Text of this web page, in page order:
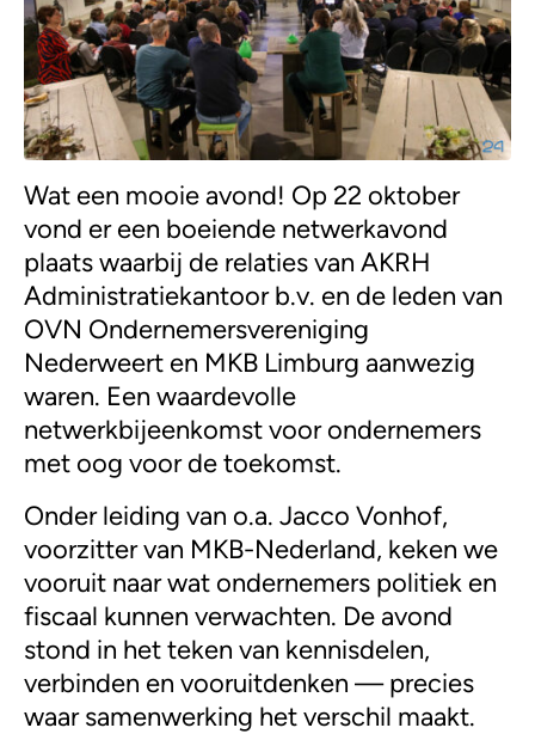
Wat een mooie avond! Op 22 oktober
vond er een boeiende netwerkavond
plaats waarbij de relaties van AKRH
Administratiekantoor b.v. en de leden van
OVN Ondernemersvereniging
Nederweert en MKB Limburg aanwezig
waren. Een waardevolle
netwerkbijeenkomst voor ondernemers
met oog voor de toekomst.
Onder leiding van o.a. Jacco Vonhof,
voorzitter van MKB-Nederland, keken we
vooruit naar wat ondernemers politiek en
fiscaal kunnen verwachten. De avond
stond in het teken van kennisdelen,
verbinden en vooruitdenken — precies
waar samenwerking het verschil maakt.